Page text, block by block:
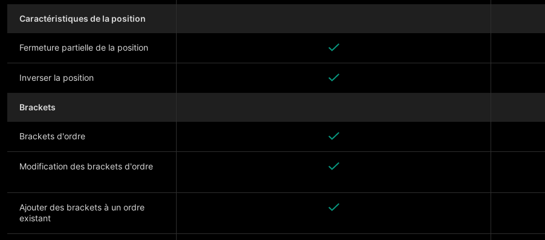
Caractéristiques de la position
Fermeture partielle de la position
Inverser la position
Brackets
Brackets d'ordre
Modification des brackets d'ordre
Ajouter des brackets à un ordre
existant